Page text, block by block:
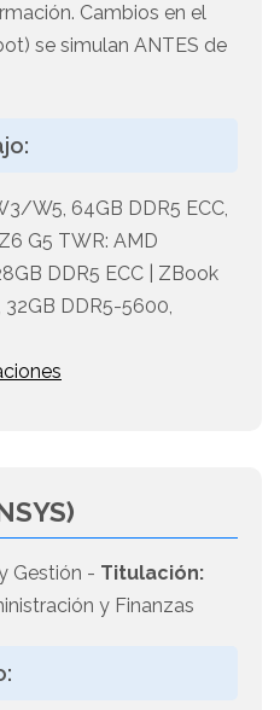
Cambios en el
se simulan ANTES de
W5, 64GB DDR5 ECC,
G5 TWR: AMD
DDR5 ECC | ZBook
DDR5-5600,
Gestión - Titulación:
y Finanzas